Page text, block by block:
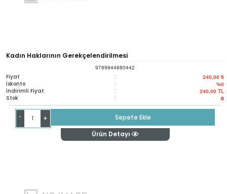
Kadın Haklarının Gerekçelendirilmesi
9789944880442
Fiyat : 240,00 ₺
İskonto : %0
İndirimli Fiyat : 240,00 TL
Stok : 0
- +
Sepete Ekle
Ürün Detayı